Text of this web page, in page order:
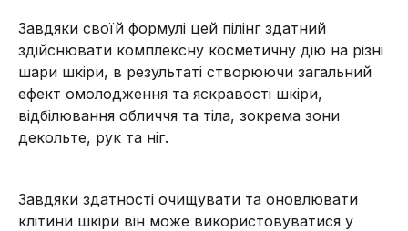
Завдяки своїй формулі цей пілінг здатний
здійснювати комплексну косметичну дію на різні
шари шкіри, в результаті створюючи загальний
ефект омолодження та яскравості шкіри,
відбілювання обличчя та тіла, зокрема зони
декольте, рук та ніг.
Завдяки здатності очищувати та оновлювати
клітини шкіри він може використовуватися у